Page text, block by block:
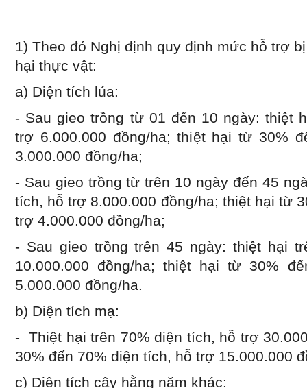
1) Theo đó Nghị định quy định mức hỗ trợ
hại thực vật:
a) Diện tích lúa:
- Sau gieo trồng từ 01 đến 10 ngày: thiệt
trợ 6.000.000 đồng/ha; thiệt hại từ 30%
3.000.000 đồng/ha;
- Sau gieo trồng từ trên 10 ngày đến 45
tích, hỗ trợ 8.000.000 đồng/ha; thiệt hại từ
trợ 4.000.000 đồng/ha;
- Sau gieo trồng trên 45 ngày: thiệt hại
10.000.000 đồng/ha; thiệt hại từ 30%
5.000.000 đồng/ha.
b) Diện tích mạ:
- Thiệt hại trên 70% diện tích, hỗ trợ
30% đến 70% diện tích, hỗ trợ 15.000.000
c) Diện tích cây hằng năm khác: